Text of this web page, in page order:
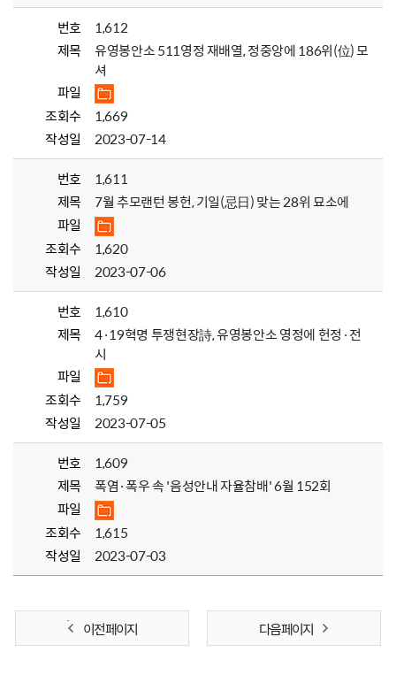
번호
1,612
제목
유영봉안소 511영정 재배열, 정중앙에 186위(位) 모
셔
파일
조회수
1,669
작성일
2023-07-14
번호
1,611
제목
7월 추모랜턴 봉헌, 기일(忌日) 맞는 28위 묘소에
파일
조회수
1,620
작성일
2023-07-06
번호
1,610
제목
4·19혁명 투쟁현장詩, 유영봉안소 영정에 헌정·전
시
파일
조회수
1,759
작성일
2023-07-05
번호
1,609
제목
폭염·폭우 속 '음성안내 자율참배' 6월 152회
파일
조회수
1,615
작성일
2023-07-03
이전 페이지 다음 페이지